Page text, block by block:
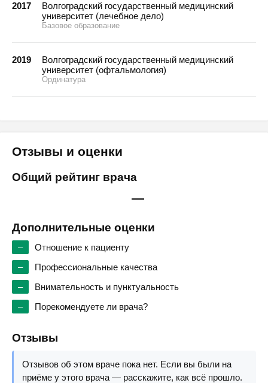
2017
Волгоградский государственный медицинский
университет (лечебное дело)
Базовое образование
2019
Волгоградский государственный медицинский
университет (офтальмология)
Ординатура
Отзывы и оценки
Общий рейтинг врача
—
Дополнительные оценки
–
Отношение к пациенту
–
Профессиональные качества
–
Внимательность и пунктуальность
–
Порекомендуете ли врача?
Отзывы
Отзывов об этом враче пока нет. Если вы были на
приёме у этого врача — расскажите, как всё прошло.